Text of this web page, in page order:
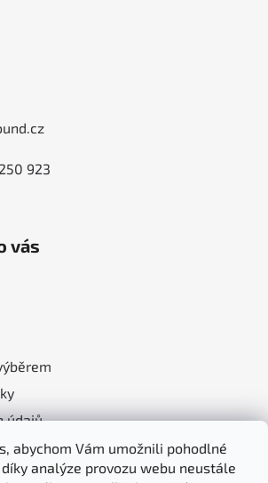
abychom Vám umožnili pohodlné
analýze provozu webu neustále
923
vás
údajů